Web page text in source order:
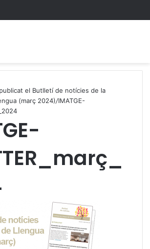
el Butlletí de notícies de la
(març 2024)/IMATGE-